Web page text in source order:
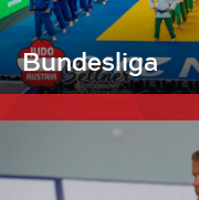
Bundesliga